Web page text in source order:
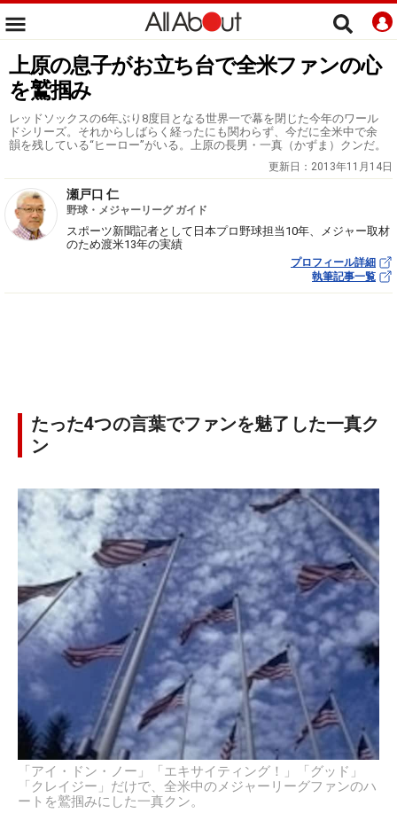
上原の息子がお立ち台で全米ファンの心
を鷲掴み
レッドソックスの6年ぶり8度目となる世界一で幕を閉じた今年のワール
ドシリーズ。それからしばらく経ったにも関わらず、今だに全米中で余
韻を残している“ヒーロー”がいる。上原の長男・一真（かずま）クンだ。
更新日： 2013年11月14日
瀬戸口 仁
野球・メジャーリーグ ガイド
スポーツ新聞記者として日本プロ野球担当10年、メジャー取材
のため渡米13年の実績
プロフィール詳細
執筆記事一覧
たった4つの言葉でファンを魅了した一真ク
ン
「アイ・ドン・ノー」「エキサイティング！」「グッド」
「クレイジー」だけで、全米中のメジャーリーグファンのハ
ートを鷲掴みにした一真クン。